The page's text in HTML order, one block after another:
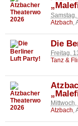
Atzbach ,
Die
Freitag,
Tanz &
Atzbach,